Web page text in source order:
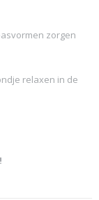
zorgen
relaxen in de